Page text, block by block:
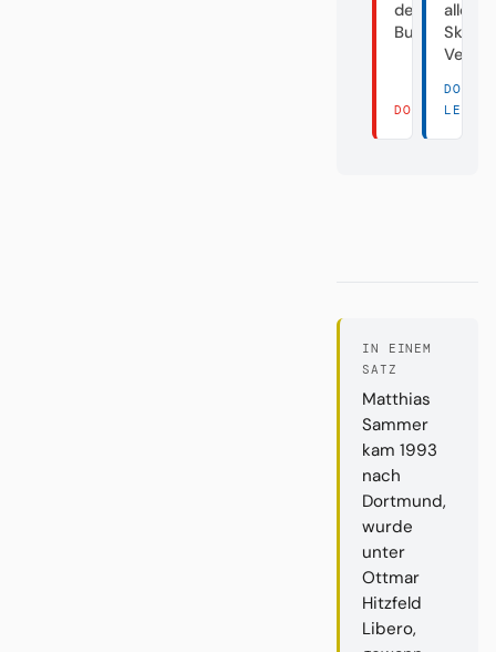
der
Bundesliga
DORT LESEN
aller
DORT
LESEN
IN EINEM
SATZ
Matthias
Sammer
kam 1993
nach
Dortmund,
wurde
unter
Ottmar
Hitzfeld
Libero,